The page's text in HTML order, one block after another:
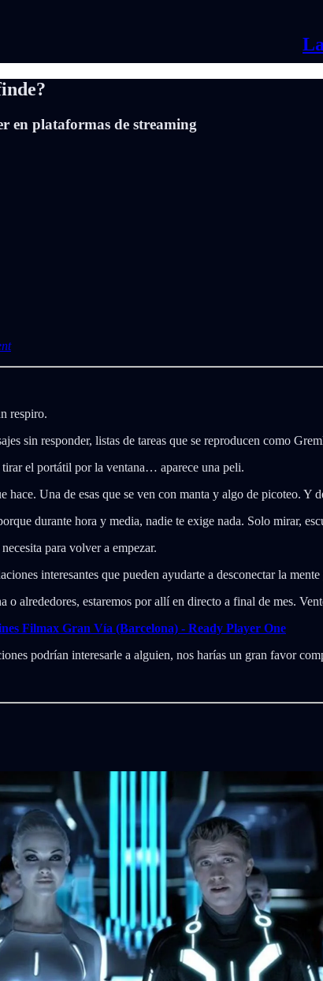
en plataformas de streaming
respiro.
sin responder, listas de tareas que se reproducen como
el portátil por la ventana… aparece una peli.
hace. Una de esas que se ven con manta y algo de picoteo. Y
durante hora y media, nadie te exige nada. Solo mirar,
para volver a empezar.
interesantes que pueden ayudarte a desconectar la
o alrededores, estaremos por allí en directo a final de mes.
Filmax Gran Vía (Barcelona) - Ready Player One
podrían interesarle a alguien, nos harías un gran favor